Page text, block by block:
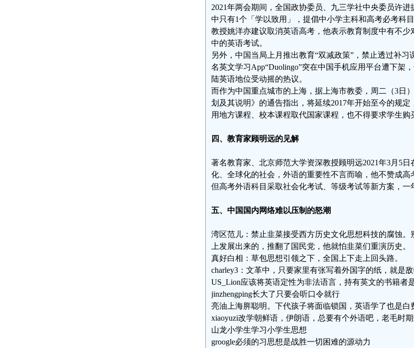
2021年两会期间，全国政协委员、九三学社中央委员许
中只有1个「学以致用」，提倡中小学主科和高考必考科
教授姚洋亦建议取消英语高考，他表示教育制度中有不
中的英语考试。
另外，中国当局上月推出教育“双减政策”，禁止透过补
名英文学习App“Duolingo”突在中国手机应用平台遭下架
陆英语地位受动摇的热议。
而作为中国重点城市的上海，据上海市教委，周二（3日
划及其说明》的通告指出，将延续2017年开始至今的规
用地方课程、校本课程取代国家课程，也不得要求学生购
四、教育家顾明远的见解
著名教育家、北京师范大学资深教授顾明远2021年3月5
化、全球化的社会，外语的重要性不言而喻，他不赞成高
但高考外语科目采取社会化考试、等级考试等新方案，一
五、中国国内网络难以压制的怒潮
湾区范儿：禁止韭菜接受西方历史文化思想科技的腐蚀
上发展出来的，推翻了国民党，他就怕韭菜们重演历史。
真好白相：草包思想引领之下，全国上下走上回头路。
charley3：文革中，只要家里有张写着外国字的纸，就是敌
US_Lion应该将英语定性为非法语言，持有英文的书籍者
jinzhengping长大了只要会听口令就行
亮油上海脌聪明。下代孩子将面临锁国，英语学了也是白
xiaoyuzi改学朝鲜语，伊朗语，总要有个外语吧，老毛时
山龙小学生学习小学生思想
groogle必须的习思想是战胜一切困难的源动力